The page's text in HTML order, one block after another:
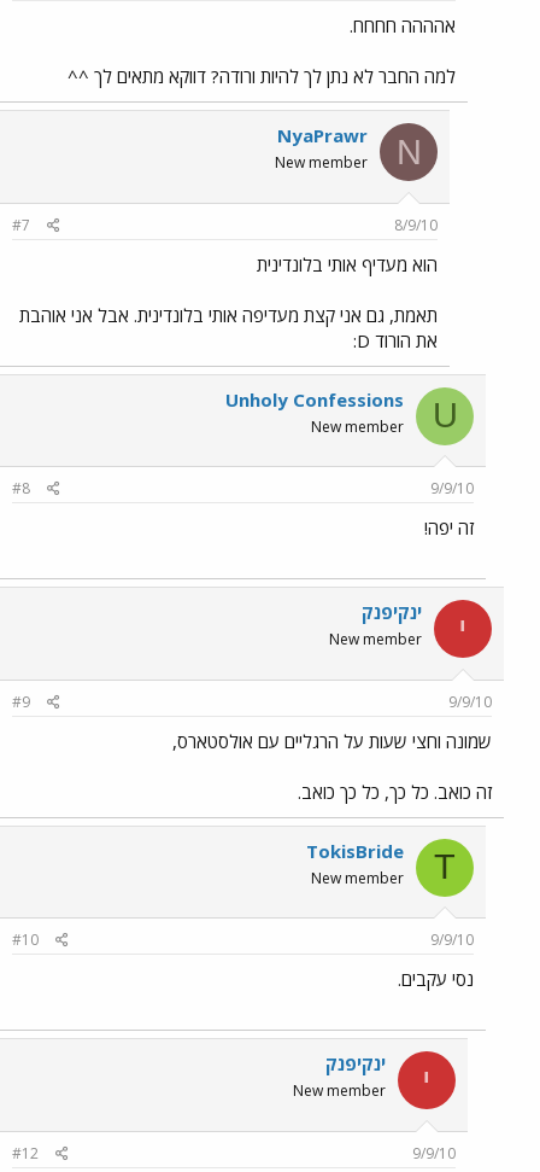
אהההה חחחח.
למה החבר לא נתן לך להיות ורודה? דווקא מתאים לך ^^
N
NyaPrawr
New member
8/9/10
#7
הוא מעדיף אותי בלונדינית
תאמת, גם אני קצת מעדיפה אותי בלונדינית. אבל אני אוהבת
את הורוד D:
U
Unholy Confessions
New member
9/9/10
#8
זה יפה!
י ינקיפנק
New member
9/9/10
#9
שמונה וחצי שעות על הרגליים עם אולסטארס,
זה כואב. כל כך, כל כך כואב.
T
TokisBride
New member
9/9/10
#10
נסי עקבים.
י ינקיפנק
New member
9/9/10
#12